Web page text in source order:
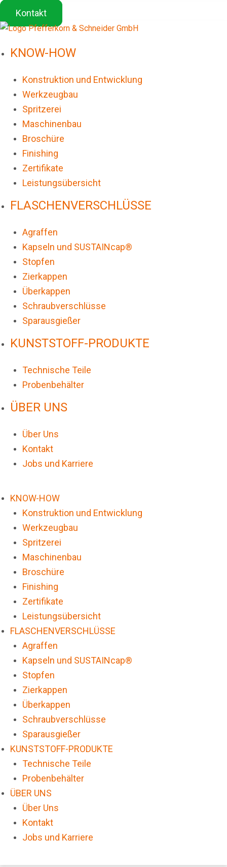
Kontakt
KNOW-HOW
Konstruktion und Entwicklung
Werkzeugbau
Spritzerei
Maschinenbau
Broschüre
Finishing
Zertifikate
Leistungsübersicht
FLASCHENVERSCHLÜSSE
Agraffen
Kapseln und SUSTAINcap®
Stopfen
Zierkappen
Überkappen
Schraubverschlüsse
Sparausgießer
KUNSTSTOFF-PRODUKTE
Technische Teile
Probenbehälter
ÜBER UNS
Über Uns
Kontakt
Jobs und Karriere
KNOW-HOW
Konstruktion und Entwicklung
Werkzeugbau
Spritzerei
Maschinenbau
Broschüre
Finishing
Zertifikate
Leistungsübersicht
FLASCHENVERSCHLÜSSE
Agraffen
Kapseln und SUSTAINcap®
Stopfen
Zierkappen
Überkappen
Schraubverschlüsse
Sparausgießer
KUNSTSTOFF-PRODUKTE
Technische Teile
Probenbehälter
ÜBER UNS
Über Uns
Kontakt
Jobs und Karriere